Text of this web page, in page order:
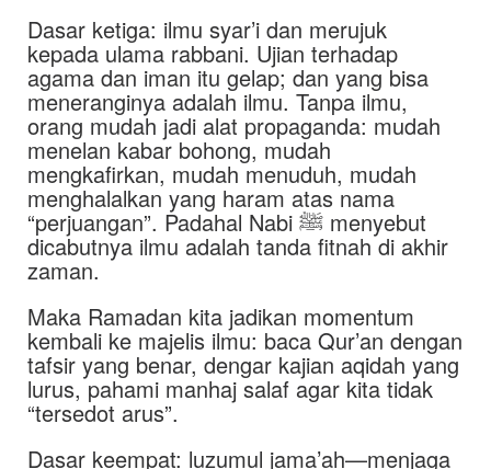
Dasar ketiga: ilmu syar’i dan merujuk
kepada ulama rabbani. Ujian terhadap
agama dan iman itu gelap; dan yang bisa
meneranginya adalah ilmu. Tanpa ilmu,
orang mudah jadi alat propaganda: mudah
menelan kabar bohong, mudah
mengkafirkan, mudah menuduh, mudah
menghalalkan yang haram atas nama
“perjuangan”. Padahal Nabi ﷺ menyebut
dicabutnya ilmu adalah tanda fitnah di akhir
zaman.
Maka Ramadan kita jadikan momentum
kembali ke majelis ilmu: baca Qur’an dengan
tafsir yang benar, dengar kajian aqidah yang
lurus, pahami manhaj salaf agar kita tidak
“tersedot arus”.
Dasar keempat: luzumul jama’ah—menjaga